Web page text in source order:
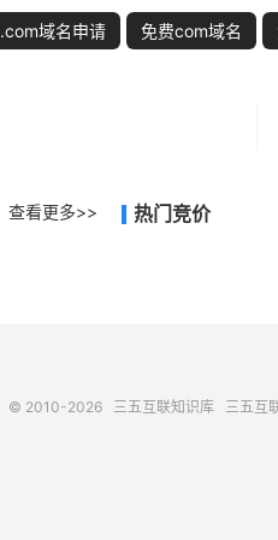
.com域名申请 免费com域名
查看更多>> 热门竞价
© 2010-2026 三五互联知识库 三五互